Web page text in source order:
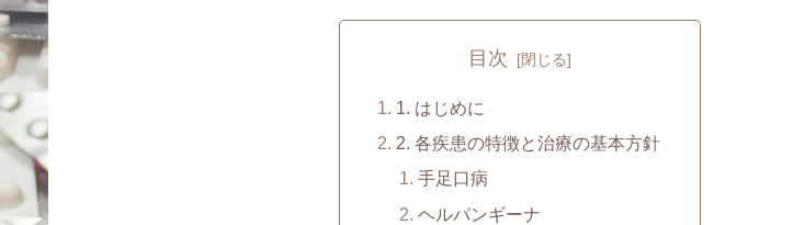
目次
1. はじめに
2. 各疾患の特徴と治療の基本方針
手足口病
ヘルパンギーナ